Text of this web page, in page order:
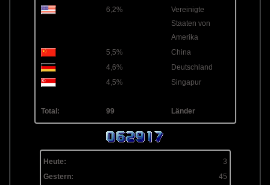
6,2%
Vereinigte
Staaten von
Amerika
5,5%
China
4,6%
Deutschland
4,5%
Singapur
Total: 99 Länder
Heute:
3
Gestern:
45